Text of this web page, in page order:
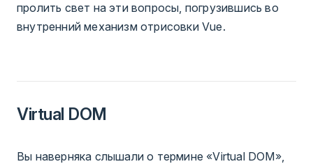
пролить свет на эти вопросы, погрузившись во
внутренний механизм отрисовки Vue.
Virtual DOM
Вы наверняка слышали о термине «Virtual DOM»,